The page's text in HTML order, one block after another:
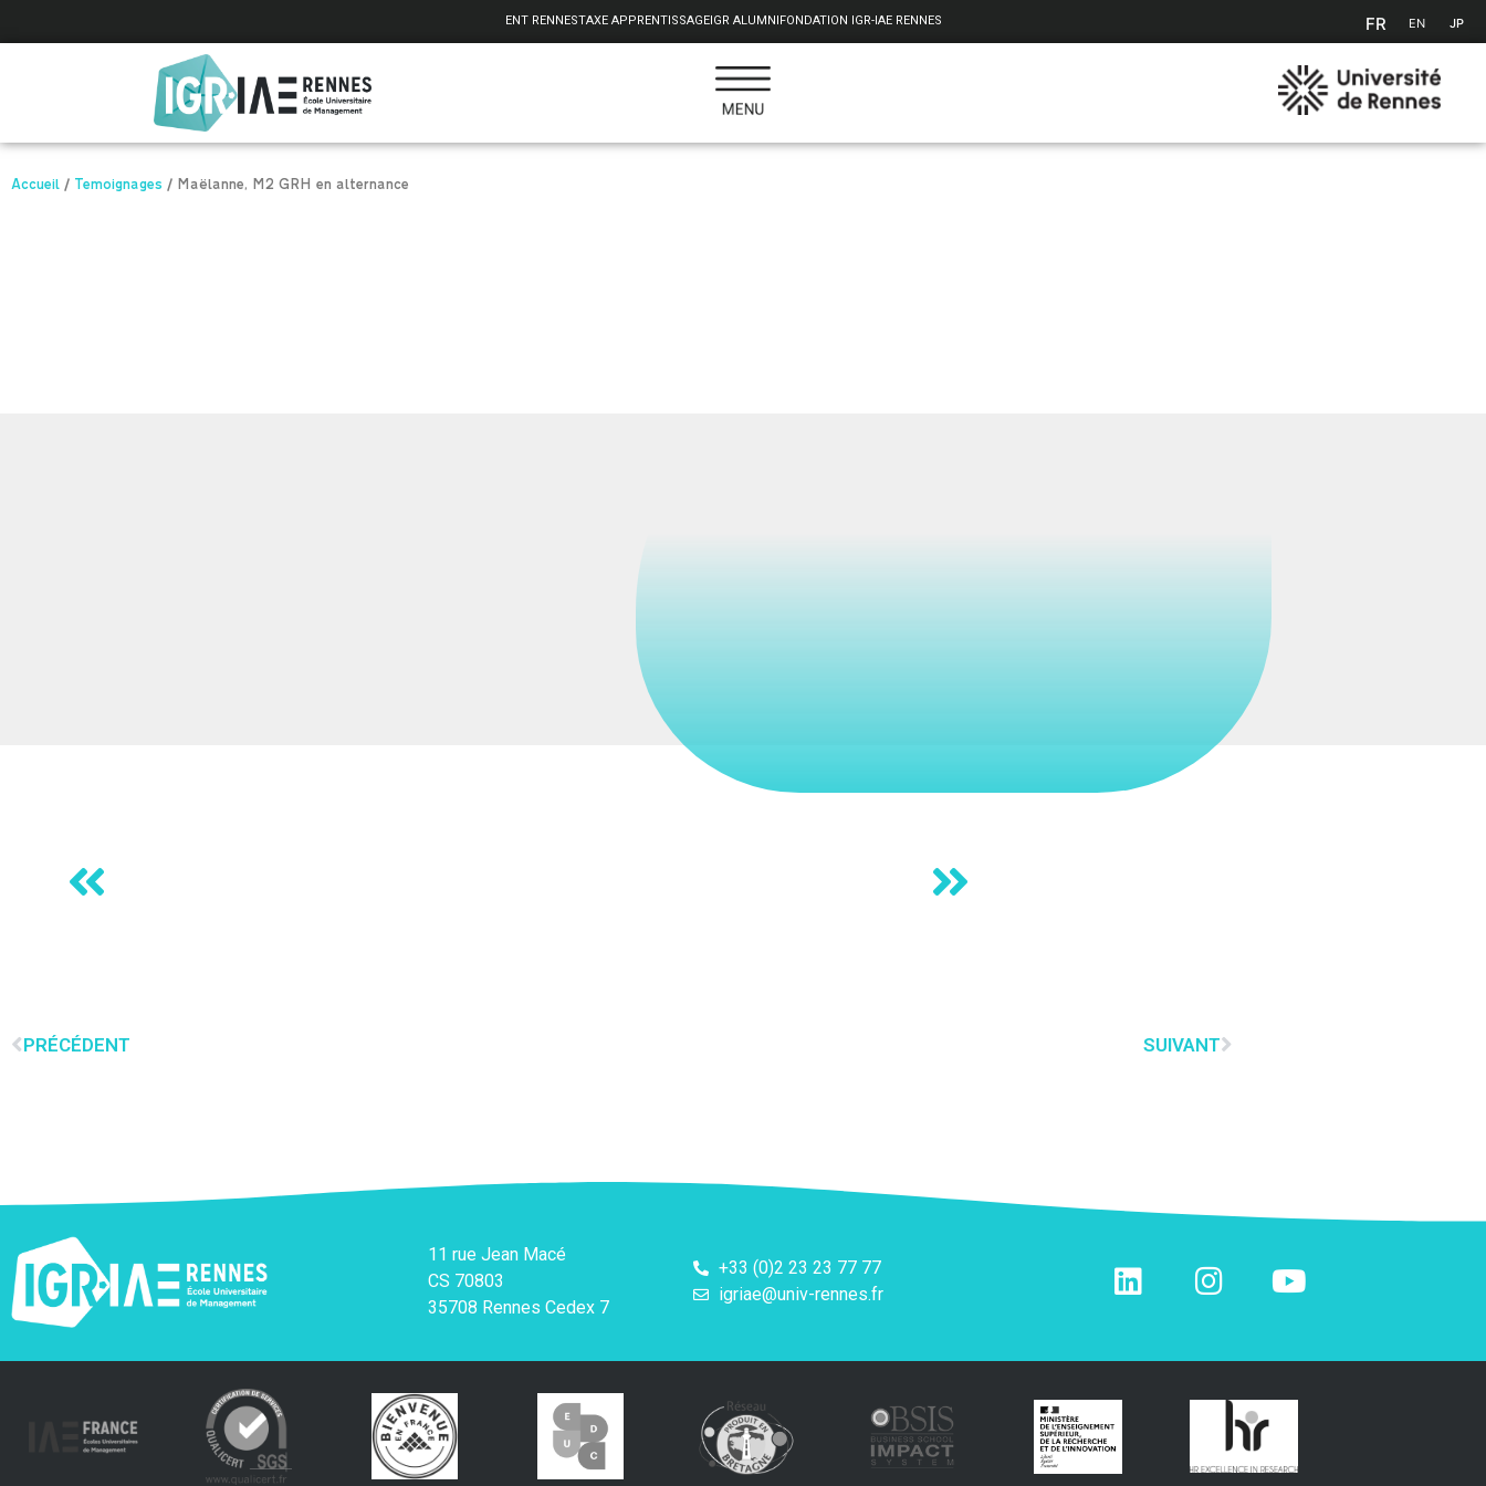
ENT RENNESTAXE APPRENTISSAGEIGR ALUMNI FONDATION IGR-IAE RENNES FR EN JP
Accueil / Temoignages / Maëlanne, M2 GRH en alternance
PRÉCÉDENT SUIVANT
11 rue Jean Macé
CS 70803
35708 Rennes Cedex 7
+33 (0)2 23 23 77 77
igriae@univ-rennes.fr